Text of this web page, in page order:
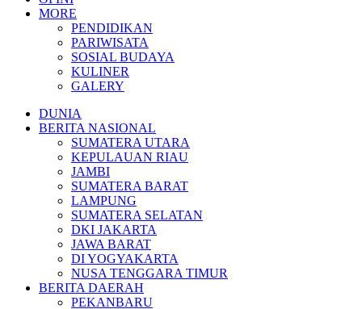
MORE
PENDIDIKAN
PARIWISATA
SOSIAL BUDAYA
KULINER
GALERY
DUNIA
BERITA NASIONAL
SUMATERA UTARA
KEPULAUAN RIAU
JAMBI
SUMATERA BARAT
LAMPUNG
SUMATERA SELATAN
DKI JAKARTA
JAWA BARAT
DI YOGYAKARTA
NUSA TENGGARA TIMUR
BERITA DAERAH
PEKANBARU